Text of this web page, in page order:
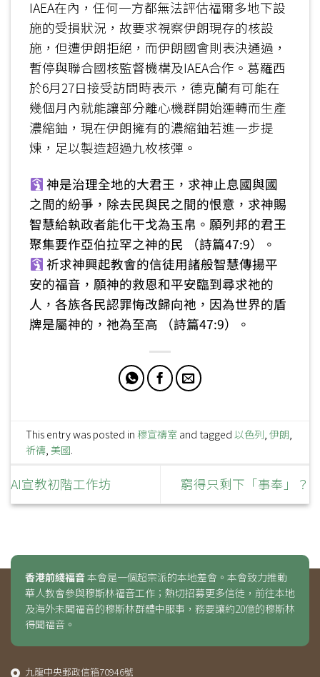
IAEA在內，任何一方都無法評估福爾多地下設
施的受損狀況，故要求視察伊朗現存的核設
施，但遭伊朗拒絕，而伊朗國會則表決通過，
暫停與聯合國核監督機構及IAEA合作。葛羅西
於6月27日接受訪問時表示，德克蘭有可能在
幾個月內就能讓部分離心機群開始運轉而生產
濃縮鈾，現在伊朗擁有的濃縮鈾若進一步提
煉，足以製造超過九枚核彈。
神是治理全地的大君王，求神止息國與國
之間的紛爭，除去民與民之間的恨意，求神賜
智慧給執政者能化干戈為玉帛。願列邦的君王
聚集要作亞伯拉罕之神的民 （詩篇47:9）。
祈求神興起教會的信徒用諸般智慧傳揚平
安的福音，願神的救恩和平安臨到尋求祂的
人，各族各民認罪悔改歸向祂，因為世界的盾
牌是屬神的，祂為至高 （詩篇47:9）。
This entry was posted in穆宣禱室 and tagged 以色列 ,伊朗
祈禱 美國.
AI宣教初階工作坊 窮得只剩下「事奉」？
香港前綫福音本會是一個超宗派的本地差會。本會致力推動
華人教會參與穆斯林福音工作；熱切招募更多信徒，前往本地
及海外未聞福音的穆斯林群體中服事，務要讓約20億的穆斯林
得聞福音。
九龍中央郵政信箱70946號